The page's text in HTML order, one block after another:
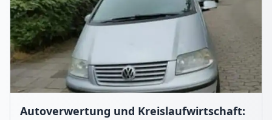
Autoverwertung und Kreislaufwirtschaft: